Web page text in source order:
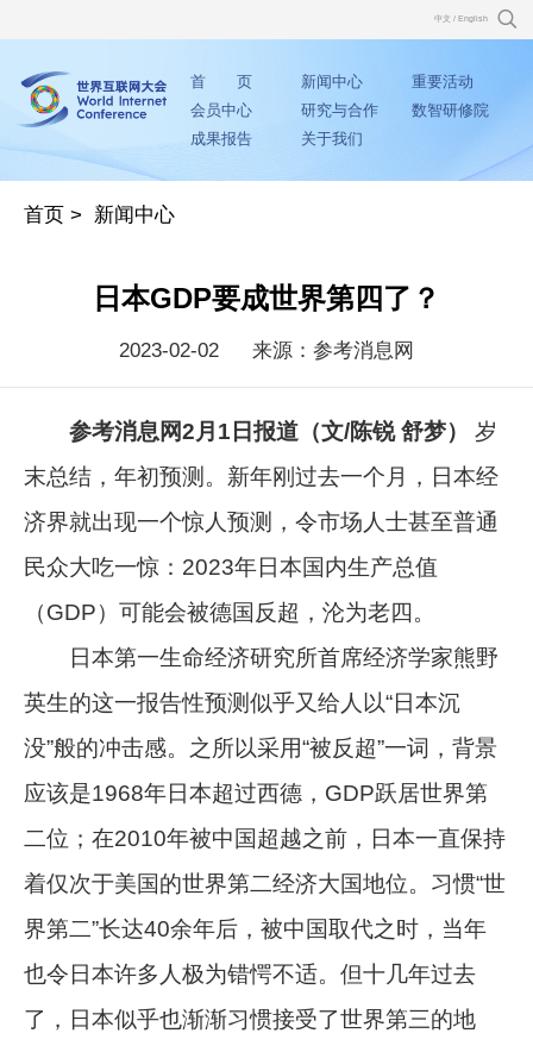
中文 / English
首 页 新闻中心
重要活动
会员中心
研究与合作
数智研修院
成果报告
关于我们
首页 > 新闻中心
日本GDP要成世界第四了？
2023-02-02 来源：参考消息网
参考消息网2月1日报道（文/陈锐 舒梦）
岁
末总结，年初预测。新年刚过去一个月，日本经
济界就出现一个惊人预测，令市场人士甚至普通
民众大吃一惊：2023年日本国内生产总值
（GDP）可能会被德国反超，沦为老四。
日本第一生命经济研究所首席经济学家熊野
英生的这一报告性预测似乎又给人以“日本沉
没”般的冲击感。之所以采用“被反超”一词，背景
应该是1968年日本超过西德，GDP跃居世界第
二位；在2010年被中国超越之前，日本一直保持
着仅次于美国的世界第二经济大国地位。习惯“世
界第二”长达40余年后，被中国取代之时，当年
也令日本许多人极为错愕不适。但十几年过去
了，日本似乎也渐渐习惯接受了世界第三的地